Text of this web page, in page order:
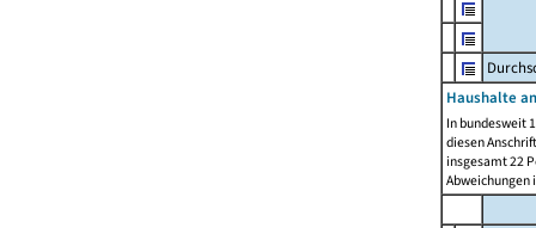
Haushalte
In bundesweit
diesen
insgesamt 22
Abweichungen